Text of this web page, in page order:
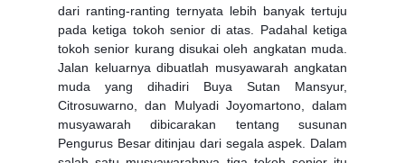
dari ranting-ranting ternyata lebih banyak tertuju
pada ketiga tokoh senior di atas. Padahal ketiga
tokoh senior kurang disukai oleh angkatan muda.
Jalan keluarnya dibuatlah musyawarah angkatan
muda yang dihadiri Buya Sutan Mansyur,
Citrosuwarno, dan Mulyadi Joyomartono, dalam
musyawarah dibicarakan tentang susunan
Pengurus Besar ditinjau dari segala aspek. Dalam